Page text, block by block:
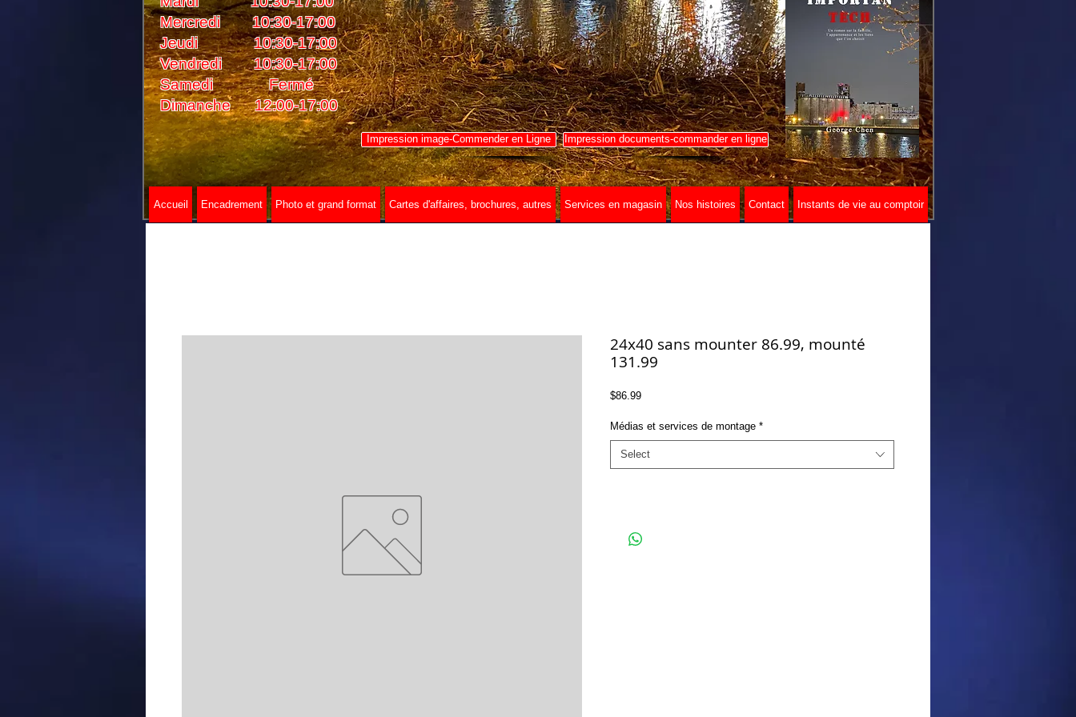
Mercredi 10:30-17:00
Jeudi 10:30-17:00
Vendredi 10:30-17:00
Samedi Fermé
Dimanche 12:00-17:00
Accueil Encadrement Photo et grand format Cartes d'affaires, brochures, autres Services en magasin Nos histoires Contact Instants de vie au comptoir
Impression image-Commender en Ligne Impression documents-commander en ligne
24x40 sans mounter 86.99, mounté
131.99
$86.99Price
Médias et services de montage *
Select